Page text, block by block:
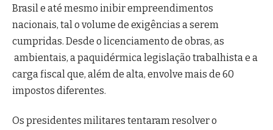
Brasil e até mesmo inibir empreendimentos
nacionais, tal o volume de exigências a serem
cumpridas. Desde o licenciamento de obras, as
ambientais, a paquidérmica legislação trabalhista e a
carga fiscal que, além de alta, envolve mais de 60
impostos diferentes.
Os presidentes militares tentaram resolver o